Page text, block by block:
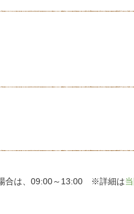
合は、09:00～13:00 ※詳細は